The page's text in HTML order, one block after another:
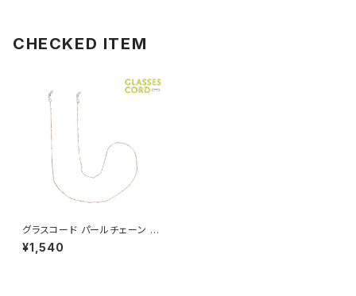
CHECKED ITEM
グラスコード パールチェーン A
AG0025-PG（ピンクゴールド）
¥1,540